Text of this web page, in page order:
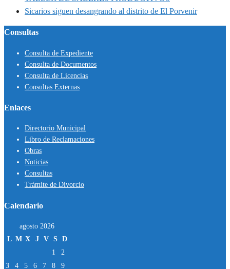
Sicarios siguen desangrando al distrito de El Porvenir
Consultas
Consulta de Expediente
Consulta de Documentos
Consulta de Licencias
Consultas Externas
Enlaces
Directorio Municipal
Libro de Reclamaciones
Obras
Noticias
Consultas
Trámite de Divorcio
Calendario
agosto 2026
L M X J V S D
1
2
3
4 5 6 7 8
9